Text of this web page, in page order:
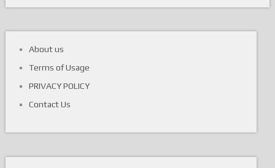
About us
Terms of Usage
PRIVACY POLICY
Contact Us